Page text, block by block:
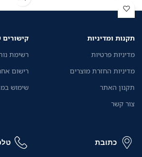
ומחיר משתלם. הדפיסו, סרקו
והעתיקו בקלות – הכל ממכשיר
לכל בני הבית להדפיס בקלות
Mobile Connect החינמית.
תקנות ומדיניות
מדיניות פרטיות
מדיניות החזרת מוצרים
תקנון האתר
צור קשר
קישורים
רשימת
רישום
שימוש
כתובת